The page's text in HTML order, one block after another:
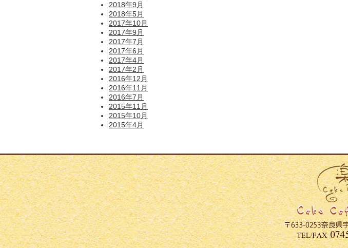
2018年9月
2018年5月
2017年10月
2017年9月
2017年7月
2017年6月
2017年4月
2017年2月
2016年12月
2016年11月
2016年7月
2015年11月
2015年10月
2015年4月